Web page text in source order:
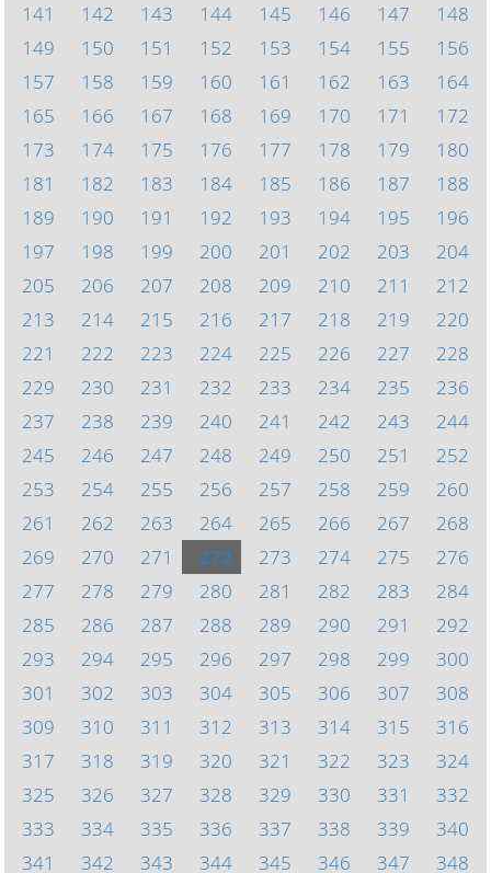
141
142 143 144 145 146 147
148
149
150 151 152 153 154 155
156
157
158 159 160 161 162 163
164
165
166 167 168 169 170 171
172
173
174 175 176 177 178 179
180
181
182 183 184 185 186 187
188
189
190 191 192 193 194 195
196
197
198 199 200 201 202 203
204
205
206 207 208 209 210 211
212
213
214 215 216 217 218 219
220
221
222 223 224 225 226 227
228
229
230 231 232 233 234 235
236
237
238 239 240 241 242 243
244
245
246 247 248 249 250 251
252
253
254 255 256 257 258 259
260
261
262 263 264 265 266 267
268
269
270 271 272 273 274 275
276
277
278 279 280 281 282 283
284
285
286 287 288 289 290 291
292
293
294 295 296 297 298 299
300
301
302 303 304 305 306 307
308
309
310 311 312 313 314 315
316
317
318 319 320 321 322 323
324
325
326 327 328 329 330 331
332
333
334 335 336 337 338 339
340
341
342 343 344 345 346 347 348